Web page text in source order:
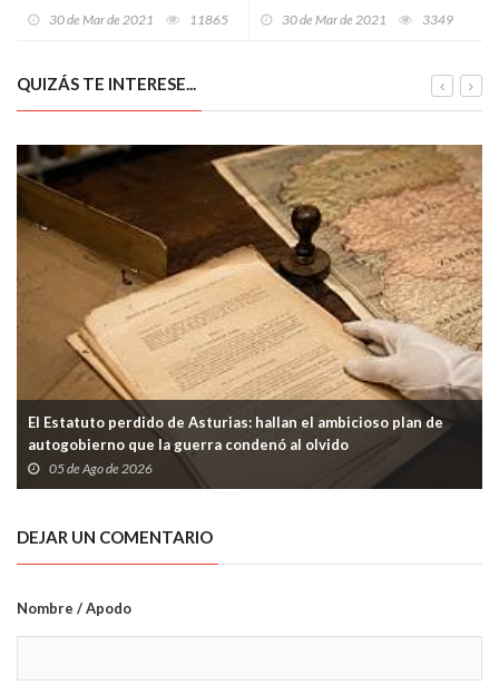
30 de Mar de 2021 11865 30 de Mar de 2021 3349
QUIZÁS TE INTERESE...
El Estatuto perdido de Asturias: hallan el ambicioso plan de
autogobierno que la guerra condenó al olvido
05 de Ago de 2026
DEJAR UN COMENTARIO
Nombre / Apodo